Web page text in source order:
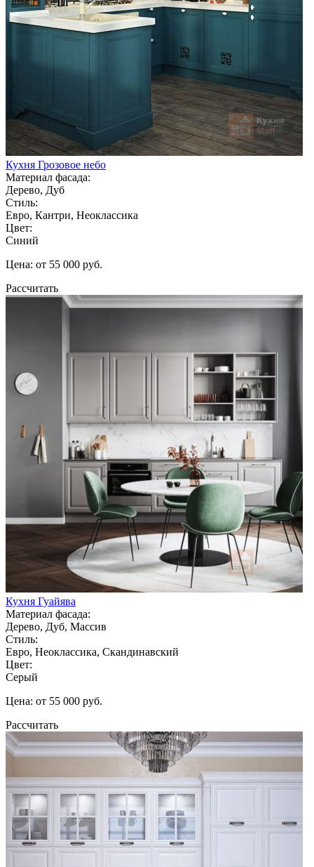
Кухня Грозовое небо
Материал фасада:
Дерево, Дуб
Стиль:
Евро, Кантри, Неоклассика
Цвет:
Синий
Цена: от 55 000 руб.
Рассчитать
Кухня Гуайява
Материал фасада:
Дерево, Дуб, Массив
Стиль:
Евро, Неоклассика, Скандинавский
Цвет:
Серый
Цена: от 55 000 руб.
Рассчитать